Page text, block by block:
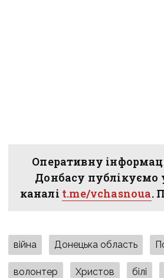
Оперативну
Донбасу публікуємо
каналі t.me/vchasnoua.
війна Донецька область
волонтер Христов білі